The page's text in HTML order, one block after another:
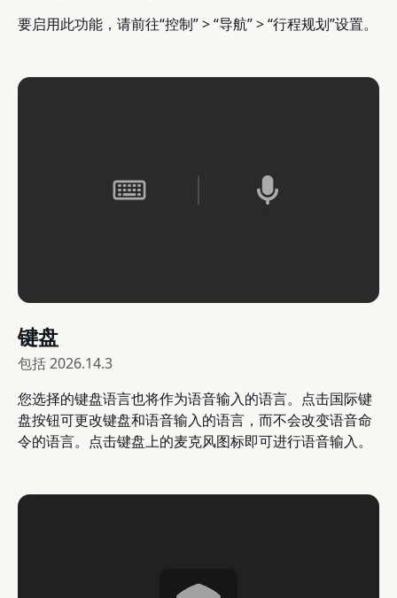
要启用此功能，请前往“控制” > “导航” > “行程规划”设置。
键盘
包括2026.14.3
您选择的键盘语言也将作为语音输入的语言。点击国际键
盘按钮可更改键盘和语音输入的语言，而不会改变语音命
令的语言。点击键盘上的麦克风图标即可进行语音输入。